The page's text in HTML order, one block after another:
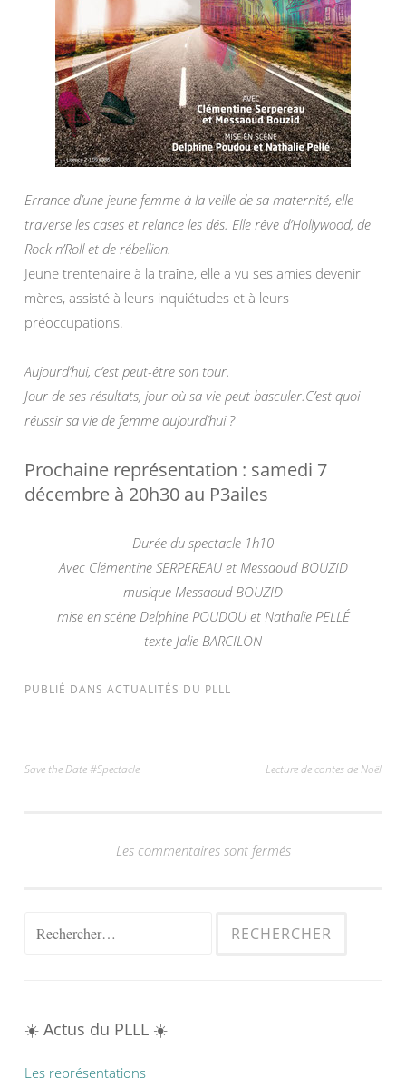
Errance d’une jeune femme à la veille de sa maternité, elle
traverse les cases et relance les dés. Elle rêve d’Hollywood, de
Rock n’Roll et de rébellion.
Jeune trentenaire à la traîne, elle a vu ses amies devenir
mères, assisté à leurs inquiétudes et à leurs
préoccupations.
Aujourd’hui, c’est peut-être son tour.
Jour de ses résultats, jour où sa vie peut basculer.C’est quoi
réussir sa vie de femme aujourd’hui ?
Prochaine représentation : samedi 7
décembre à 20h30 au P3ailes
Durée du spectacle 1h10
Avec Clémentine SERPEREAU et Messaoud BOUZID
musique Messaoud BOUZID
mise en scène Delphine POUDOU et Nathalie PELLÉ
texte Jalie BARCILON
PUBLIÉ DANS ACTUALITÉS DU PLLL
Navigation
Save the Date #Spectacle Lecture de contes de Noël
Les commentaires sont fermés
Rechercher :
☀️ Actus du PLLL ☀️
Les représentations